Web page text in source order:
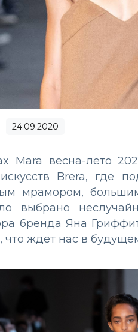
24.09.2020
Mara весна-лето
Brera, где
мрамором,
выбрано
бренда Яна
что ждет нас в